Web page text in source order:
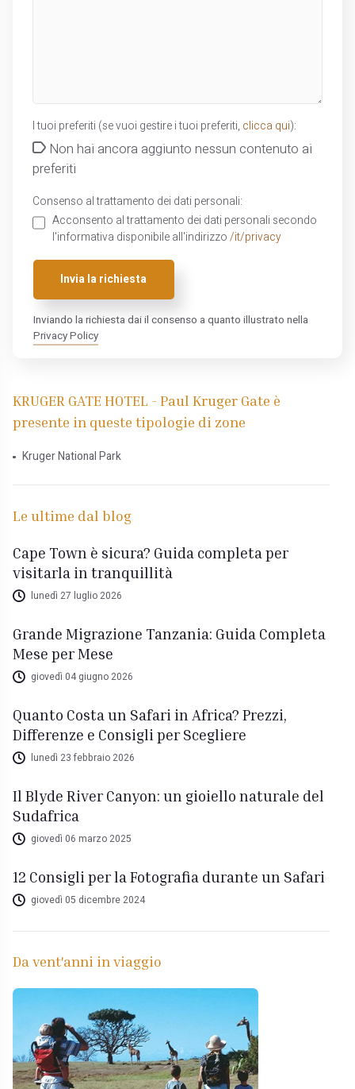
I tuoi preferiti (se vuoi gestire i tuoi preferiti, clicca qui):
Non hai ancora aggiunto nessun contenuto ai
preferiti
Consenso al trattamento dei dati personali:
Acconsento al trattamento dei dati personali secondo
l'informativa disponibile all'indirizzo /it/privacy
Invia la richiesta
Inviando la richiesta dai il consenso a quanto illustrato nella
Privacy Policy
KRUGER GATE HOTEL - Paul Kruger Gate è
presente in queste tipologie di zone
Kruger National Park
Le ultime dal blog
Cape Town è sicura? Guida completa per
visitarla in tranquillità
lunedì 27 luglio 2026
Grande Migrazione Tanzania: Guida Completa
Mese per Mese
giovedì 04 giugno 2026
Quanto Costa un Safari in Africa? Prezzi,
Differenze e Consigli per Scegliere
lunedì 23 febbraio 2026
Il Blyde River Canyon: un gioiello naturale del
Sudafrica
giovedì 06 marzo 2025
12 Consigli per la Fotografia durante un Safari
giovedì 05 dicembre 2024
Da vent'anni in viaggio